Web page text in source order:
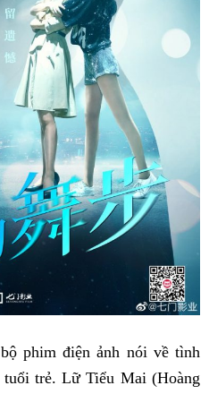
phim điện ảnh nói về tình
trẻ. Lữ Tiểu Mai (Hoàng